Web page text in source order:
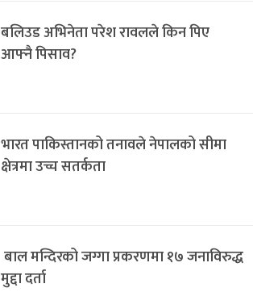
बलिउड अभिनेता परेश रावलले किन पिए
आफ्नै पिसाव?
भारत पाकिस्तानको तनावले नेपालको सीमा
क्षेत्रमा उच्च सतर्कता
बाल मन्दिरको जग्गा प्रकरणमा १७ जनाविरुद्ध
मुद्दा दर्ता